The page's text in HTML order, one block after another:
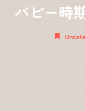
パピー時